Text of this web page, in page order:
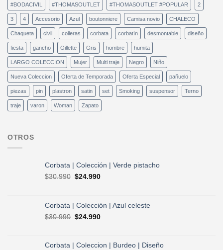
#BODACIVIL #THOMASOUTLET #THOMASOUTLET #POPULAR 2
3 4 Accesorio Azul boutonniere Camisa novio CHALECO
Chaqueta civil colleras corbata corbatín desmontable diseño
fiesta gancho Gillette Gris hombre humita
LARGO COLECCION Mujer Multi traje Negro Niño
Nueva Coleccion Oferta de Temporada Oferta Especial pañuelo
piezas pin plastron satin set Smoking suspensor Terno
traje varon Woman Zapato
OTROS
Corbata | Colección | Verde pistacho
$30.990 El
era:
$24.990El
es:
$24.990.
Corbata | Colección | Azul celeste
$30.990 El
era:
$24.990El
es:
Corbata | Coleccion | Burdeo | Diseño